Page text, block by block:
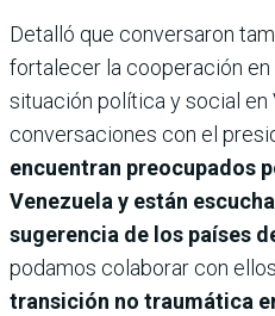
Detalló que conversaron
fortalecer la cooperación
situación política y social en
conversaciones con el
encuentran preocupados
Venezuela y están
sugerencia de los países
podamos colaborar con ellos
transición no traumática